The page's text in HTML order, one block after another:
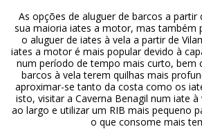
As opções de aluguer de barcos a partir
sua maioria iates a motor, mas também
o aluguer de iates à vela a partir de
iates a motor é mais popular devido à
num período de tempo mais curto, bem
barcos à vela terem quilhas mais
aproximar-se tanto da costa como os
isto, visitar a Caverna Benagil num iate
ao largo e utilizar um RIB mais pequeno
o que consome mais